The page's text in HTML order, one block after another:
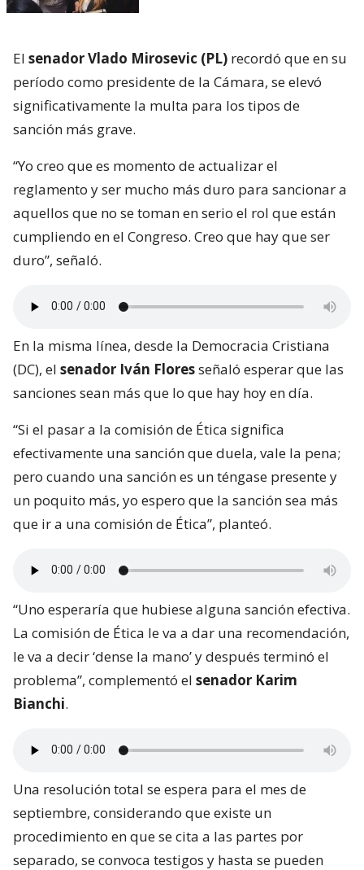
El senador Vlado Mirosevic (PL) recordó que en su
período como presidente de la Cámara, se elevó
significativamente la multa para los tipos de
sanción más grave.
“Yo creo que es momento de actualizar el
reglamento y ser mucho más duro para sancionar a
aquellos que no se toman en serio el rol que están
cumpliendo en el Congreso. Creo que hay que ser
duro”, señaló.
En la misma línea, desde la Democracia Cristiana
(DC), el senador Iván Floresseñaló esperar que las
sanciones sean más que lo que hay hoy en día.
“Si el pasar a la comisión de Ética significa
efectivamente una sanción que duela, vale la pena;
pero cuando una sanción es un téngase presente y
un poquito más, yo espero que la sanción sea más
que ir a una comisión de Ética”, planteó.
“Uno esperaría que hubiese alguna sanción efectiva.
La comisión de Ética le va a dar una recomendación,
le va a decir ‘dense la mano’ y después terminó el
problema”, complementó el senador Karim
Bianchi.
Una resolución total se espera para el mes de
septiembre, considerando que existe un
procedimiento en que se cita a las partes por
separado, se convoca testigos y hasta se pueden